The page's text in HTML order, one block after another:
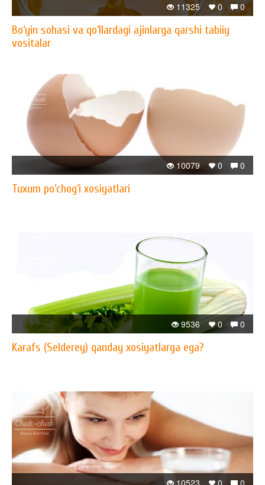
0
0
11325
Bo‘yin sohasi va qo‘llardagi ajinlarga qarshi tabiiy
vositalar
0
0
10079
Tuxum po‘chog‘i xosiyatlari
0
0
9536
Karafs (Selderey) qanday xosiyatlarga ega?
0
0
10523